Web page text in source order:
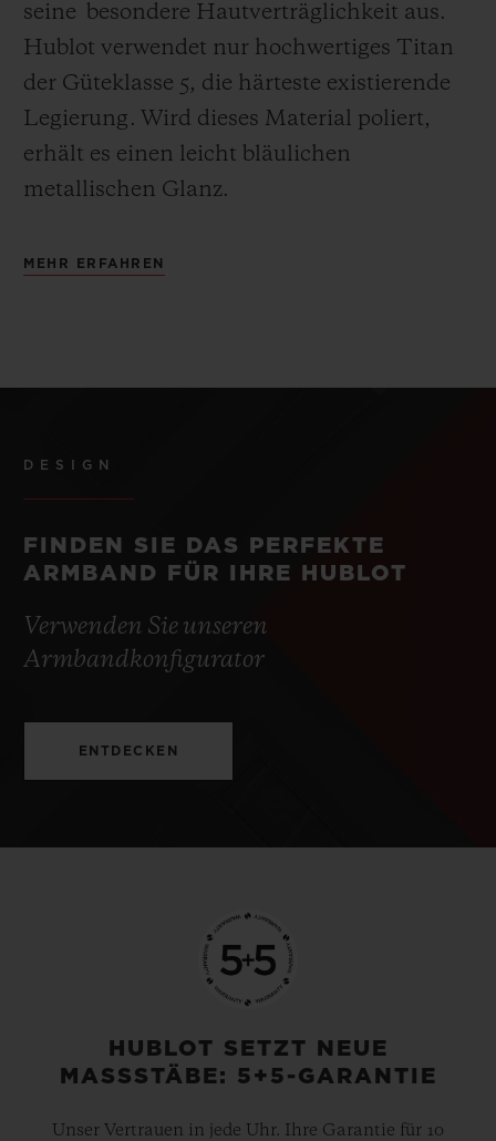
seine besondere Hautverträglichkeit aus.
Hublot verwendet nur hochwertiges Titan
der Güteklasse 5, die härteste existierende
Legierung. Wird dieses Material poliert,
erhält es einen leicht bläulichen
metallischen Glanz.
MEHR ERFAHREN
DESIGN
FINDEN SIE DAS PERFEKTE
ARMBAND FÜR IHRE HUBLOT
Verwenden Sie unseren
Armbandkonfigurator
ENTDECKEN
HUBLOT SETZT NEUE
MASSSTÄBE: 5+5-GARANTIE
Unser Vertrauen in jede Uhr. Ihre Garantie für 10